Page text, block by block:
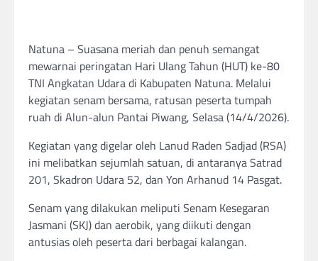
Natuna – Suasana meriah dan penuh semangat
mewarnai peringatan Hari Ulang Tahun (HUT) ke-80
TNI Angkatan Udara di Kabupaten Natuna. Melalui
kegiatan senam bersama, ratusan peserta tumpah
ruah di Alun-alun Pantai Piwang, Selasa (14/4/2026).
Kegiatan yang digelar oleh Lanud Raden Sadjad (RSA)
ini melibatkan sejumlah satuan, di antaranya Satrad
201, Skadron Udara 52, dan Yon Arhanud 14 Pasgat.
Senam yang dilakukan meliputi Senam Kesegaran
Jasmani (SKJ) dan aerobik, yang diikuti dengan
antusias oleh peserta dari berbagai kalangan.